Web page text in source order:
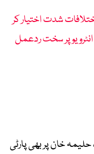
شدت اختیار کر
پر سخت ردعمل
خان پر بھی پارٹی